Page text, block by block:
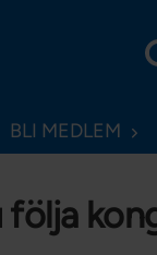
BLI MEDLEM
följa